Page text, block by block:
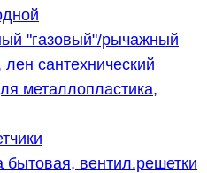
"газовый"/рычажный
сантехнический
металлопластика,
бытовая, вентил.решетки